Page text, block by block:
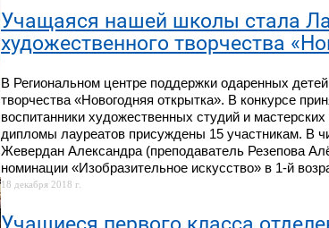
Учащаяся нашей школы стала
художественного творчества
В Региональном центре поддержки одаренных
творчества «Новогодняя открытка». В конкурсе
воспитанники художественных студий и
дипломы лауреатов присуждены 15 участникам. В
Жевердан Александра (преподаватель Резепова
номинации «Изобразительное искусство» в 1-й
18 декабря 2018 г.